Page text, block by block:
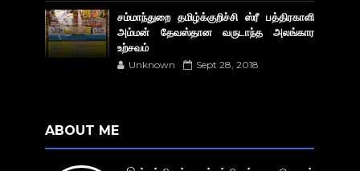
சம்மாந்துறை தமிழ்க்குறிச்சி ஸ்ரீ பத்திரகாளி
அம்மன் தேவஸ்தான வருடாந்த அலங்கார
உற்சவம்
Unknown Sept 28, 2018
ABOUT ME